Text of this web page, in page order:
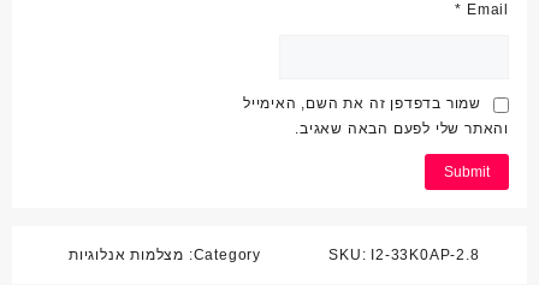
Email
*
שמור בדפדפן זה את השם, האימייל
והאתר שלי לפעם הבאה שאגיב.
SKU: I2-33K0AP-2.8
Category: מצלמות אנלוגיות